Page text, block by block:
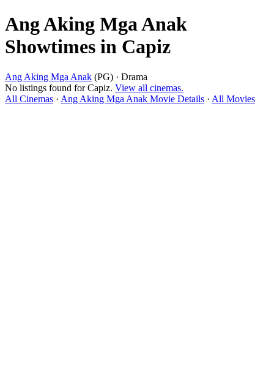
Ang Aking Mga Anak
Showtimes in Capiz
Ang Aking Mga Anak (PG) · Drama
No listings found for Capiz. View all cinemas.
All Cinemas · Ang Aking Mga Anak Movie Details · All Movies